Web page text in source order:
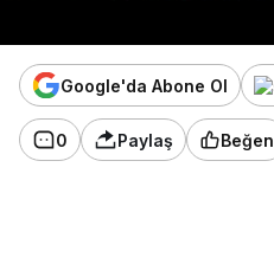
Google'da Abone Ol
0 Paylaş Beğen